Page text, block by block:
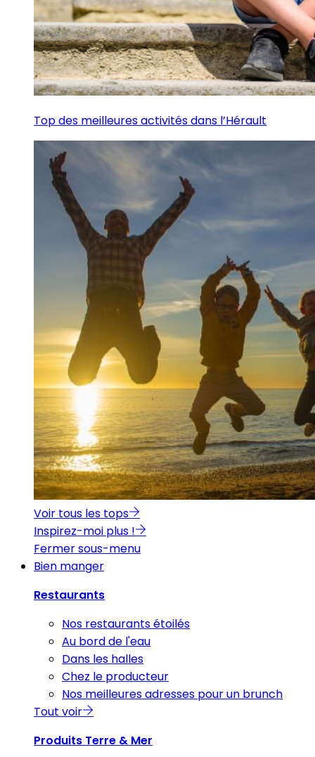
Top des meilleures activités dans l’Hérault
Voir tous les tops
Inspirez-moi plus !
Fermer sous-menu
Bien manger
Restaurants
Nos restaurants étoilés
Au bord de l'eau
Dans les halles
Chez le producteur
Nos meilleures adresses pour un brunch
Tout voir
Produits Terre & Mer